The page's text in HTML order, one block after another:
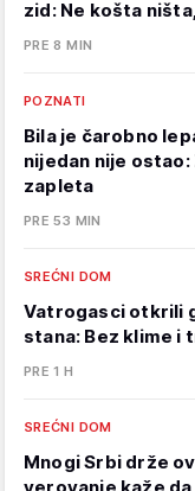
zid: Ne košta
PRE 8 MIN
POZNATI
Bila je čarobno
nijedan nije
zapleta
PRE 53 MIN
SREĆNI DOM
Vatrogasci otkrili
stana: Bez klime i
PRE 1 H
SREĆNI DOM
Mnogi Srbi drže